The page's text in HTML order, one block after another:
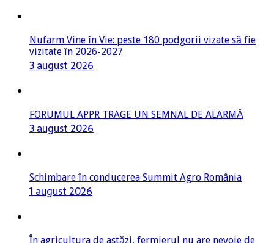
Nufarm Vine în Vie: peste 180 podgorii vizate să fie
vizitate în 2026-2027
3 august 2026
FORUMUL APPR TRAGE UN SEMNAL DE ALARMĂ
3 august 2026
Schimbare în conducerea Summit Agro România
1 august 2026
În agricultura de astăzi, fermierul nu are nevoie de